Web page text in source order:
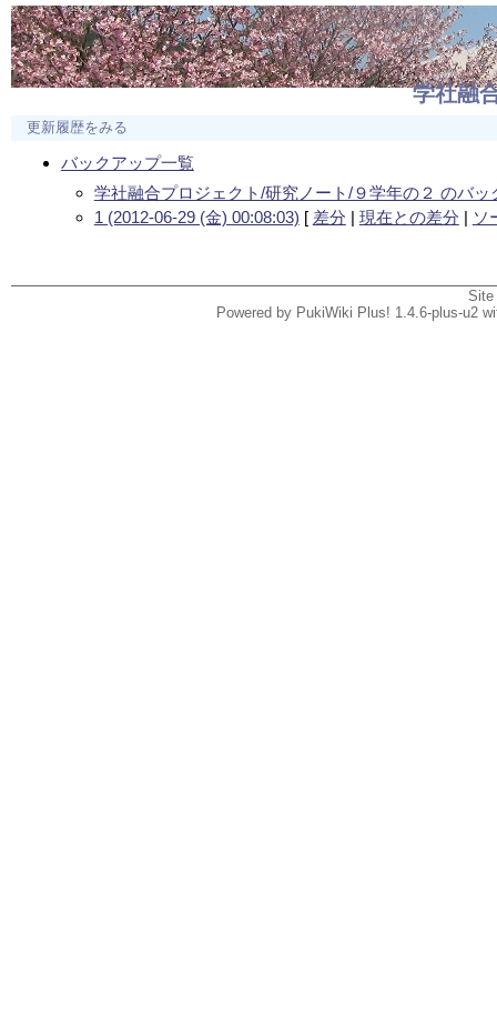
学社融
更新履歴をみる
バックアップ一覧
学社融合プロジェクト/研究ノート/９学年の２ のバッ
1 (2012-06-29 (金) 00:08:03) [ 差分 | 現在との差分 | ソ
Powered by PukiWiki Plus! 1.4.6-plus-u2